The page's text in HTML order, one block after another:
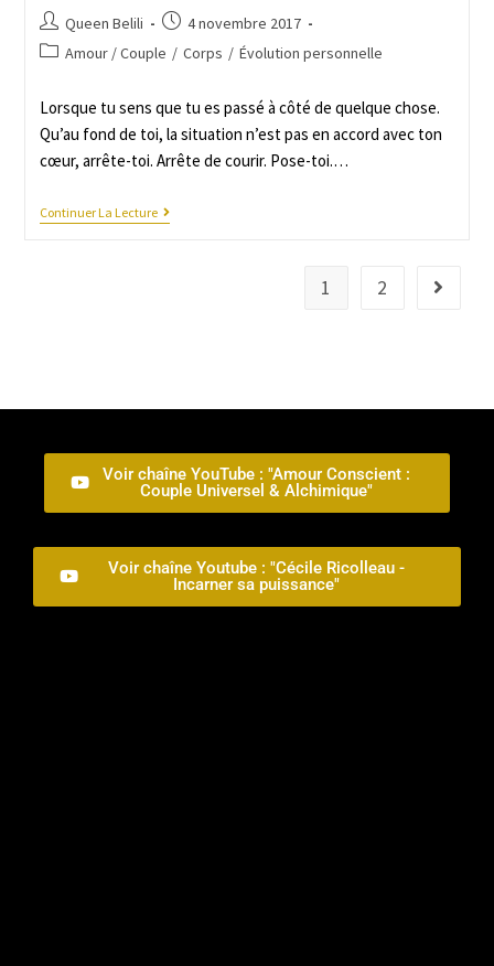
Queen Belili
4 novembre 2017
Amour / Couple / Corps / Évolution personnelle
Lorsque tu sens que tu es passé à côté de quelque chose.
Qu’au fond de toi, la situation n’est pas en accord avec ton
cœur, arrête-toi. Arrête de courir. Pose-toi.…
Continuer La Lecture
1 2
Voir chaîne YouTube : "Amour Conscient :
Couple Universel & Alchimique"
Voir chaîne Youtube : "Cécile Ricolleau -
Incarner sa puissance"